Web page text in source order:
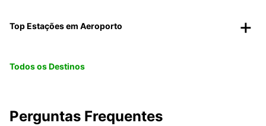
Top Estações em Aeroporto
Todos os Destinos
Perguntas Frequentes